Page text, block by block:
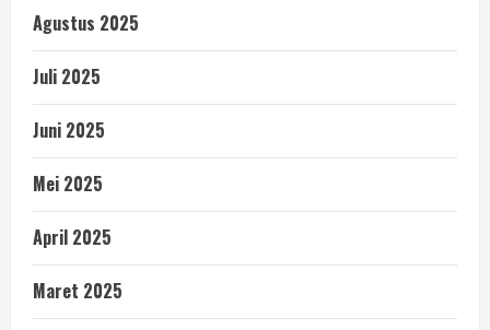
Agustus 2025
Juli 2025
Juni 2025
Mei 2025
April 2025
Maret 2025